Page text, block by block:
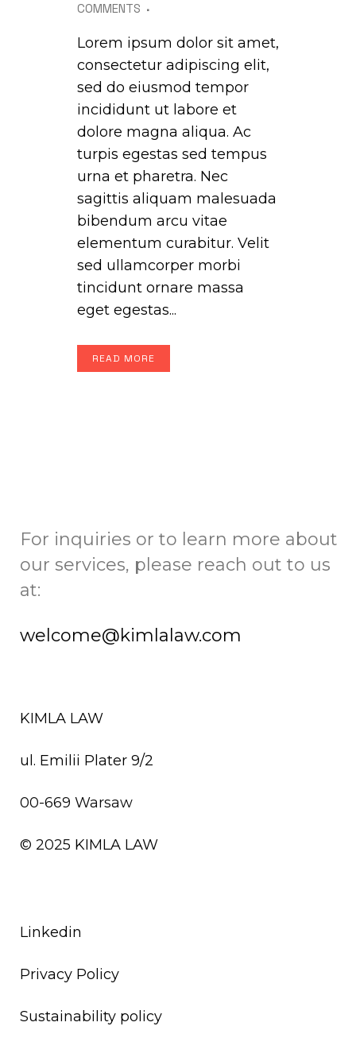
COMMENTS
Lorem ipsum dolor sit amet,
consectetur adipiscing elit,
sed do eiusmod tempor
incididunt ut labore et
dolore magna aliqua. Ac
turpis egestas sed tempus
urna et pharetra. Nec
sagittis aliquam malesuada
bibendum arcu vitae
elementum curabitur. Velit
sed ullamcorper morbi
tincidunt ornare massa
eget egestas...
READ MORE
For inquiries or to learn more about
our services, please reach out to us
at:
welcome@kimlalaw.com
KIMLA LAW
ul. Emilii Plater 9/2
00-669 Warsaw
© 2025 KIMLA LAW
Linkedin
Privacy Policy
Sustainability policy